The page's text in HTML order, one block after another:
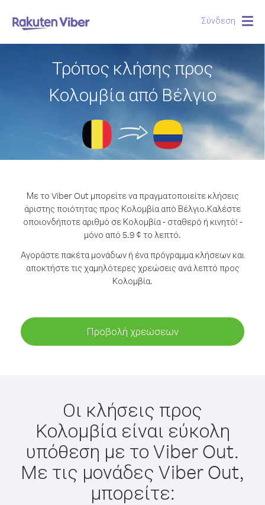
Σύνδεση
Τρόπος κλήσης προς
Κολομβία από Βέλγιο
Με το Viber Out μπορείτε να πραγματοποιείτε κλήσεις
άριστης ποιότητας προς Κολομβία από Βέλγιο.Καλέστε
οποιονδήποτε αριθμό σε Κολομβία - σταθερό ή κινητό! -
μόνο από 5.9 ¢ το λεπτό.
Αγοράστε πακέτα μονάδων ή ένα πρόγραμμα κλήσεων και
αποκτήστε τις χαμηλότερες χρεώσεις ανά λεπτό προς
Κολομβία.
Προβολή χρεώσεων
Οι κλήσεις προς
Κολομβία είναι εύκολη
υπόθεση με το Viber Out.
Με τις μονάδες Viber Out,
μπορείτε: